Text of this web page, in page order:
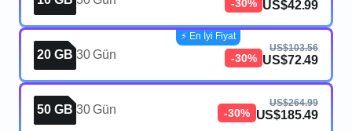
-30% US$42.99
20 GB 30 Gün -30%
US$103.56
US$72.49
⚡️ En İyi Fiyat
50 GB 30 Gün -30%
US$264.99
US$185.49